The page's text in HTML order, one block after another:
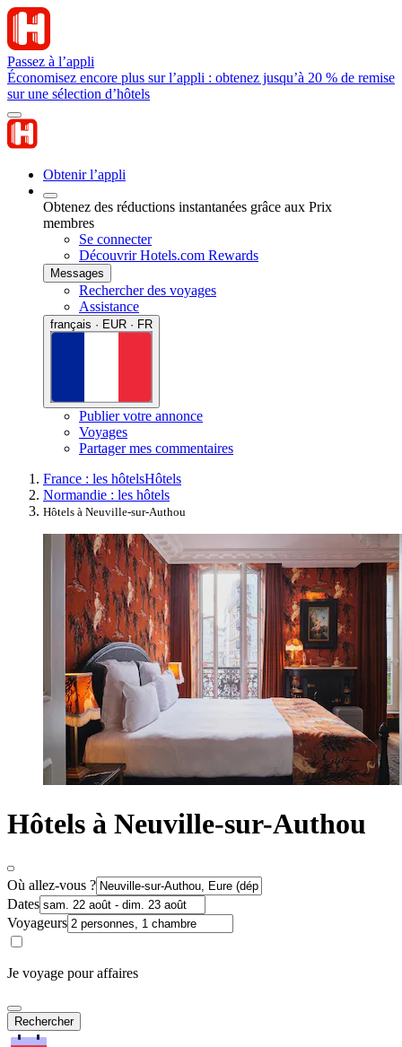
Passez à l’appli
Économisez encore plus sur l’appli : obtenez jusqu’à 20 % de remise
sur une sélection d’hôtels
Obtenir l’appli
Obtenez des réductions instantanées grâce aux Prix
membres
Se connecter
Découvrir Hotels.com Rewards
Messages
Rechercher des voyages
Assistance
français · EUR · FR
Publier votre annonce
Voyages
Partager mes commentaires
France : les hôtelsHôtels
Normandie : les hôtels
Hôtels à Neuville-sur-Authou
Hôtels à Neuville-sur-Authou
Où allez-vous ?
Dates
Voyageurs
Je voyage pour affaires
Rechercher